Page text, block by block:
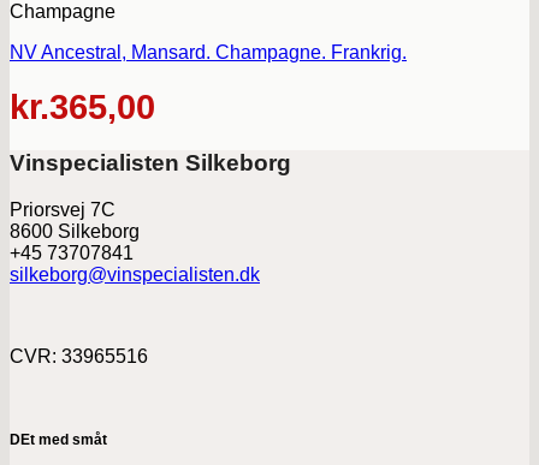
Champagne
NV Ancestral, Mansard. Champagne. Frankrig.
kr.365,00
Vinspecialisten Silkeborg
Priorsvej 7C
8600 Silkeborg
+45 73707841
silkeborg@vinspecialisten.dk
CVR: 33965516
DEt med småt